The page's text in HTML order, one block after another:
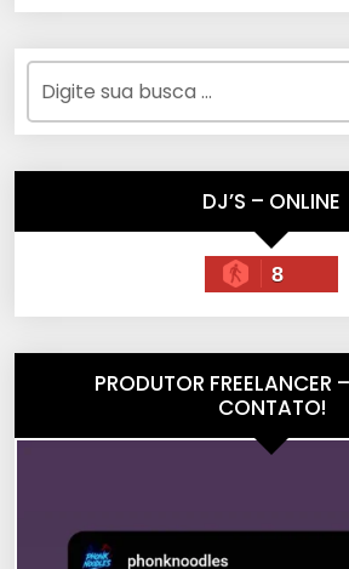
DJ’S – ONLINE
8
PRODUTOR FREELANCER
CONTATO!